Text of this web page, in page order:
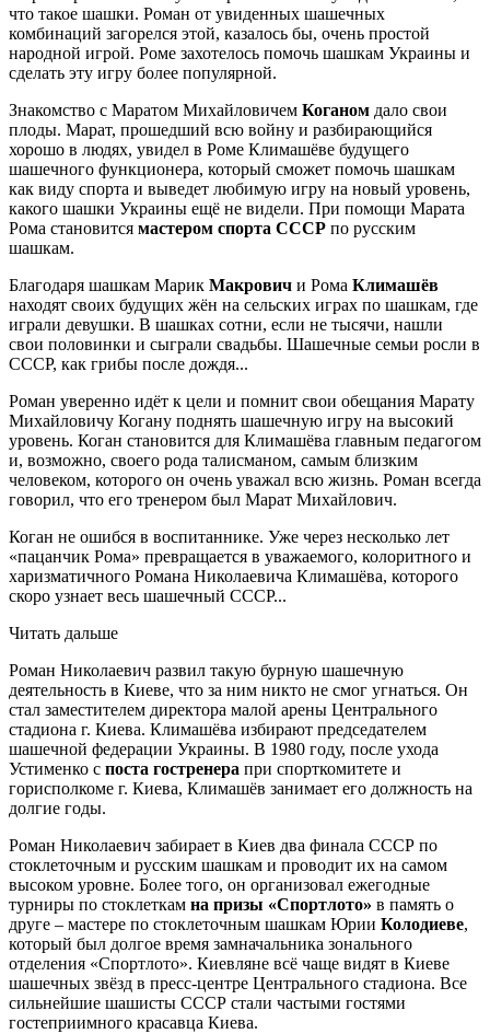
что такое шашки. Роман от увиденных шашечных
комбинаций загорелся этой, казалось бы, очень простой
народной игрой. Роме захотелось помочь шашкам Украины и
сделать эту игру более популярной.
Знакомство с Маратом Михайловичем Коганом дало свои
плоды. Марат, прошедший всю войну и разбирающийся
хорошо в людях, увидел в Роме Климашёве будущего
шашечного функционера, который сможет помочь шашкам
как виду спорта и выведет любимую игру на новый уровень,
какого шашки Украины ещё не видели. При помощи Марата
Рома становится мастером спорта СССР по русским
шашкам.
Благодаря шашкам Марик Макрович и Рома Климашёв
находят своих будущих жён на сельских играх по шашкам, где
играли девушки. В шашках сотни, если не тысячи, нашли
свои половинки и сыграли свадьбы. Шашечные семьи росли в
СССР, как грибы после дождя...
Роман уверенно идёт к цели и помнит свои обещания Марату
Михайловичу Когану поднять шашечную игру на высокий
уровень. Коган становится для Климашёва главным педагогом
и, возможно, своего рода талисманом, самым близким
человеком, которого он очень уважал всю жизнь. Роман всегда
говорил, что его тренером был Марат Михайлович.
Коган не ошибся в воспитаннике. Уже через несколько лет
«пацанчик Рома» превращается в уважаемого, колоритного и
харизматичного Романа Николаевича Климашёва, которого
скоро узнает весь шашечный СССР...
Читать дальше
Роман Николаевич развил такую бурную шашечную
деятельность в Киеве, что за ним никто не смог угнаться. Он
стал заместителем директора малой арены Центрального
стадиона г. Киева. Климашёва избирают председателем
шашечной федерации Украины. В 1980 году, после ухода
Устименко с поста гостренера при спорткомитете и
горисполкоме г. Киева, Климашёв занимает его должность на
долгие годы.
Роман Николаевич забирает в Киев два финала СССР по
стоклеточным и русским шашкам и проводит их на самом
высоком уровне. Более того, он организовал ежегодные
турниры по стоклеткам на призы «Спортлото» в память о
друге – мастере по стоклеточным шашкам Юрии Колодиеве,
который был долгое время замначальника зонального
отделения «Спортлото». Киевляне всё чаще видят в Киеве
шашечных звёзд в пресс-центре Центрального стадиона. Все
сильнейшие шашисты СССР стали частыми гостями
гостеприимного красавца Киева.